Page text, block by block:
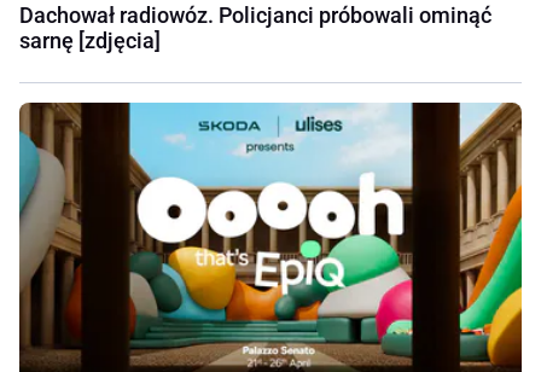
Dachował radiowóz. Policjanci próbowali ominąć
sarnę [zdjęcia]